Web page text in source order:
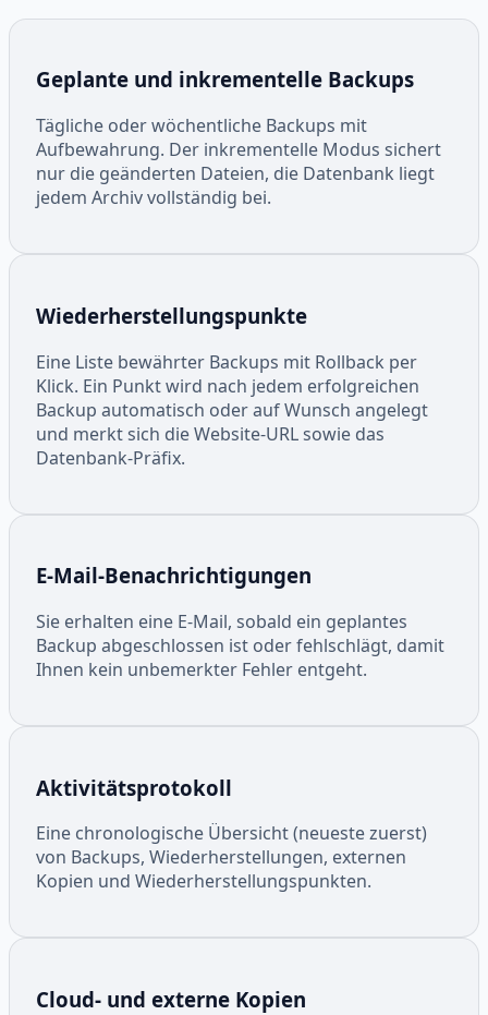
Geplante und inkrementelle Backups
Tägliche oder wöchentliche Backups mit
Aufbewahrung. Der inkrementelle Modus sichert
nur die geänderten Dateien, die Datenbank liegt
jedem Archiv vollständig bei.
Wiederherstellungspunkte
Eine Liste bewährter Backups mit Rollback per
Klick. Ein Punkt wird nach jedem erfolgreichen
Backup automatisch oder auf Wunsch angelegt
und merkt sich die Website-URL sowie das
Datenbank-Präfix.
E-Mail-Benachrichtigungen
Sie erhalten eine E-Mail, sobald ein geplantes
Backup abgeschlossen ist oder fehlschlägt, damit
Ihnen kein unbemerkter Fehler entgeht.
Aktivitätsprotokoll
Eine chronologische Übersicht (neueste zuerst)
von Backups, Wiederherstellungen, externen
Kopien und Wiederherstellungspunkten.
Cloud- und externe Kopien